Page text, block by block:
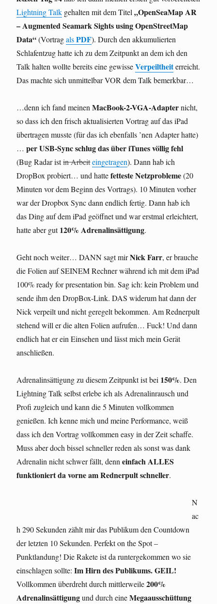
Lightning Talk gehalten mit dem Titel„OpenSeaMap AR
– Augmented Seamark Sights using OpenStreetMap
Data“(VortragalsPDF). Durch den akkumulierten
Schlafentzug hatte ich zu dem Zeitpunkt an dem ich den
Talk halten wollte bereits eine gewisseVerpeiltheiterreicht.
Das machte sich unmittelbar VOR dem Talk bemerkbar…
…denn ich fand meinenMacBook-2-VGA-Adapternicht,
so dass ich den frisch aktualisierten Vortrag auf das iPad
übertragen musste (für das ich ebenfalls ’nen Adapter hatte)
…per USB-Sync schlug das über iTunes völlig fehl
(Bug Radar istin Arbeiteingetragen). Dann hab ich
DropBox probiert… und hattefetteste Netzprobleme(20
Minuten vor dem Beginn des Vortrags). 10 Minuten vorher
war der Dropbox Sync dann endlich fertig. Dann hab ich
das Ding auf dem iPad geöffnet und war erstmal erleichtert,
hatte aber gut120% Adrenalinsättigung.
Geht noch weiter… DANN sagt mirNick Farr, er brauche
die Folien auf SEINEM Rechner während ich mit dem iPad
100% ready for presentation bin. Sag ich: kein Problem und
sende ihm den DropBox-Link. DAS widerum hat dann der
Nick verpeilt und nicht geregelt bekommen. Am Rednerpult
stehend will er die alten Folien aufrufen… Fuck! Und dann
endlich hat er ein Einsehen und lässt mich mein Gerät
anschließen.
Adrenalinsättigung zu diesem Zeitpunkt ist bei 150%. Den
Lightning Talk selbst erlebe ich als Adrenalinrausch und
Profi zugleich und kann die 5 Minuten vollkommen
genießen. Ich kenne mich und meine Performance, weiß
dass ich den Vortrag vollkommen easy in der Zeit schaffe.
Muss aber doch bissel schneller reden als sonst was dank
Adrenalin nicht schwer fällt, denneinfach ALLES
funktioniert da vorne am Rednerpult schneller.
N
ac
h 290 Sekunden zählt mir das Publikum den Countdown
der letzten 10 Sekunden. Perfekt on the Spot –
Punktlandung! Die Rakete ist da runtergekommen wo sie
einschlagen sollte:Im Hirn des Publikums. GEIL!
Vollkommen überdreht durch mittlerweile200%
Adrenalinsättigungund durch eineMegaausschüttung